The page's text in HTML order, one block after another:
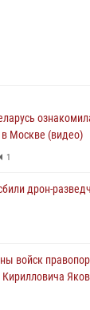
Москве (видео)
1
дрон-
войск